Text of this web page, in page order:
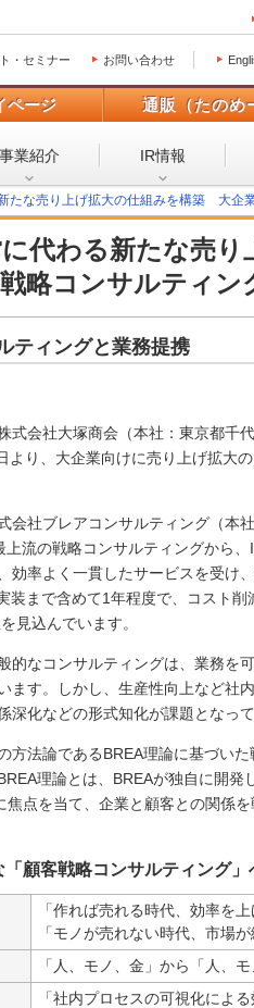
・セミナー お問い合わせ
ページ 通販（たのめ
事業紹介 IR情報
たな売り上げ拡大の仕組みを構築 大企
代わる新たな売
略コンサルティン
ティングと業務提携
式会社大塚商会（本社：東京都
より、大企業向けに売り上げ拡大
会社ブレアコンサルティング（
流の戦略コンサルティングから
効率よく一貫したサービスを受け
装まで含めて1年程度で、コスト
見込んでいます。
的なコンサルティングは、業務を
ます。しかし、生産性向上など社
深化などの形式知化が課題となって
方法論であるBREA理論に基づい
理論とは、BREAが独自に開
焦点を当て、企業と顧客との関係
顧客戦略コンサルティング」
「作れば売れる時代、効率を
「モノが売れない時代、市場
「人、モノ、金」から「人、
「社内プロセスの可視化によ